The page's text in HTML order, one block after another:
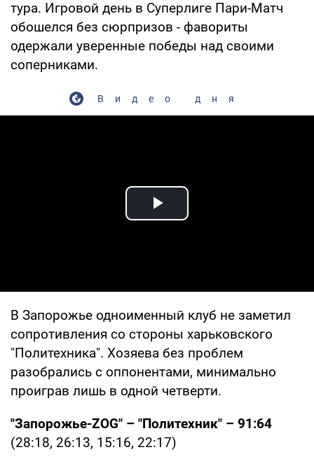
тура. Игровой день в Суперлиге Пари-Матч
обошелся без сюрпризов - фавориты
одержали уверенные победы над своими
соперниками.
Видео дня
Play Video
В Запорожье одноименный клуб не заметил
сопротивления со стороны харьковского
"Политехника". Хозяева без проблем
разобрались с оппонентами, минимально
проиграв лишь в одной четверти.
"Запорожье-ZOG" – "Политехник" – 91:64
(28:18, 26:13, 15:16, 22:17)